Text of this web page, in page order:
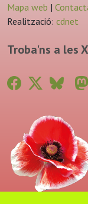
Mapa web |
Realització: cdnet
Troba'ns a les